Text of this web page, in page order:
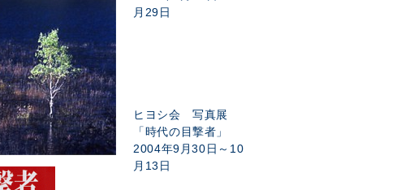
月29日
ヒヨシ会 写真展
「時代の目撃者」
2004年9月30日～10
月13日